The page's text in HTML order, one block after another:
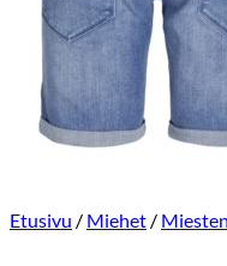
Etusivu / Miehet /